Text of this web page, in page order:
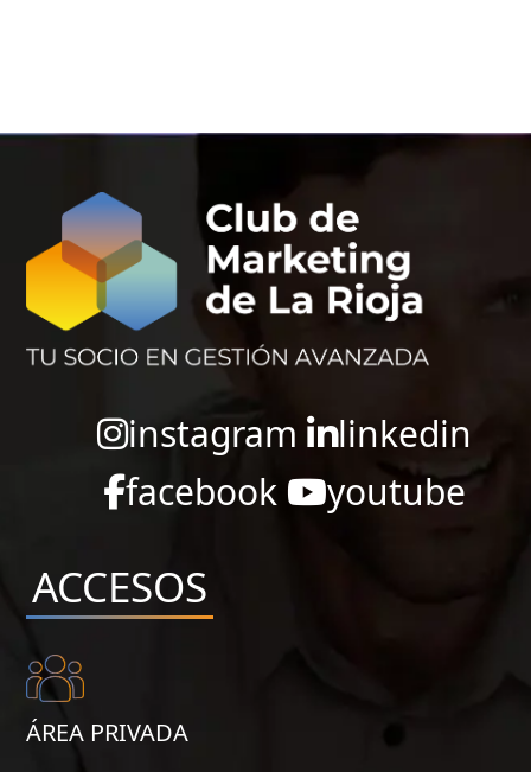
instagram
linkedin
facebook
youtube
ACCESOS
ÁREA PRIVADA